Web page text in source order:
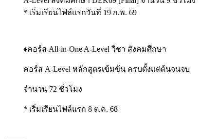
* เริ่มเรียนไฟล์แรกวันที่ 19 ก.พ. 69
♦️คอร์ส All-in-One A-Level วิชา สังคมศึกษา
คอร์ส A-Level หลักสูตรเข้มข้น ครบตั้งแต่ต้นจนจบ
จำนวน 72 ชั่วโมง
* เริ่มเรียนไฟล์แรก 8 ต.ค. 68